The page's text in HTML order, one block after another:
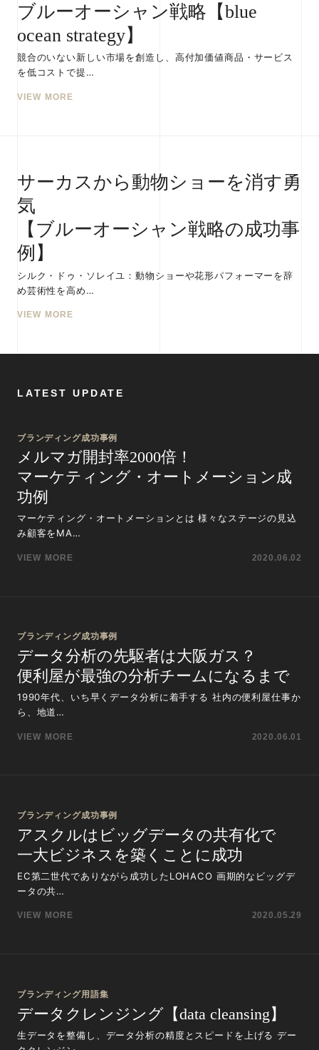
ブルーオーシャン戦略【blue
ocean strategy】
競合のいない新しい市場を創造し、高付加価値商品・サービス
を低コストで提…
VIEW MORE
サーカスから動物ショーを消す勇
気
【ブルーオーシャン戦略の成功事
例】
シルク・ドゥ・ソレイユ：動物ショーや花形パフォーマーを辞
め芸術性を高め…
VIEW MORE
LATEST UPDATE
ブランディング成功事例
メルマガ開封率2000倍！
マーケティング・オートメーション成
功例
マーケティング・オートメーションとは 様々なステージの見込
み顧客をMA…
VIEW MORE 2020.06.02
ブランディング成功事例
データ分析の先駆者は大阪ガス？
便利屋が最強の分析チームになるまで
1990年代、いち早くデータ分析に着手する 社内の便利屋仕事か
ら、地道…
VIEW MORE 2020.06.01
ブランディング成功事例
アスクルはビッグデータの共有化で
一大ビジネスを築くことに成功
EC第二世代でありながら成功したLOHACO 画期的なビッグデ
ータの共…
VIEW MORE 2020.05.29
ブランディング用語集
データクレンジング【data cleansing】
生データを整備し、データ分析の精度とスピードを上げる デー